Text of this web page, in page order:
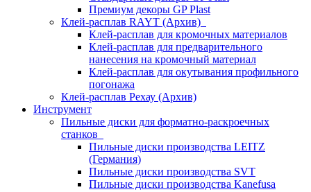
Премиум декоры GP Plast
Клей-расплав RAYT (Архив)
Клей-расплав для кромочных материалов
Клей-расплав для предварительного
нанесения на кромочный материал
Клей-расплав для окутывания профильного
погонажа
Клей-расплав Рехау (Архив)
Инструмент
Пильные диски для форматно-раскроечных
станков
Пильные диски производства LEITZ
(Германия)
Пильные диски производства SVT
Пильные диски производства Kanefusa